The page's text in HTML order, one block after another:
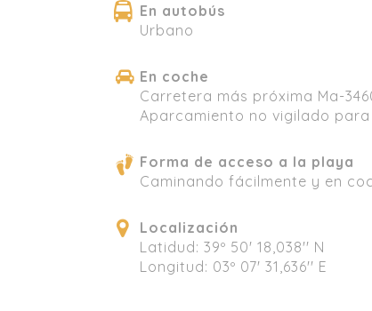
En autobús
Urbano
En coche
Carretera más próxima Ma-
Aparcamiento no vigilado
Forma de acceso a la playa
Caminando fácilmente y en
Localización
Latidud: 39º 50' 18,038'' N
Longitud: 03º 07' 31,636'' E